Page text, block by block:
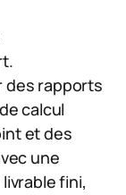
des rapports
calcul
et des
une
fini,